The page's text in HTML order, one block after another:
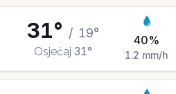
31° / 19°
Osjećaj 31°
40%
1.2 mm/h